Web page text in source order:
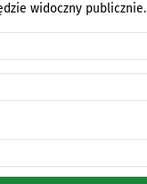
widoczny publicznie.